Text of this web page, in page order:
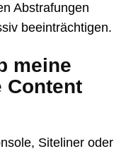
Abstrafungen
beeinträchtigen.
meine
Content
Siteliner oder